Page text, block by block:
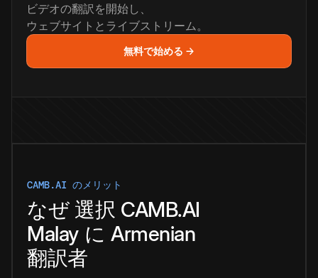
ビデオの翻訳を開始し、
ウェブサイトとライブストリーム。
無料で始める →
CAMB.AI のメリット
なぜ 選択 CAMB.AI
Malay に Armenian
翻訳者